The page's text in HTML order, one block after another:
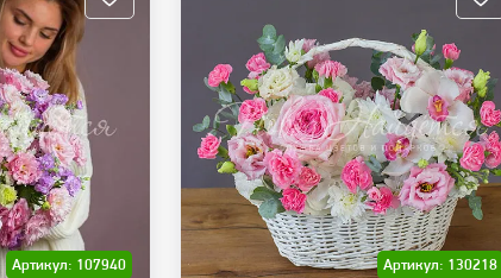
Артикул: 107940 Артикул: 130218